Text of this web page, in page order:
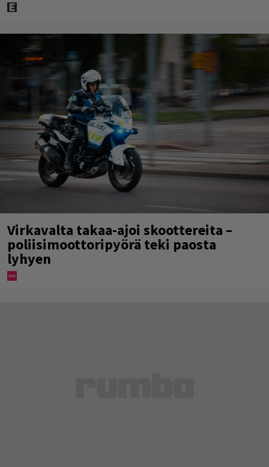
Virkavalta takaa-ajoi skoottereita –
poliisimoottoripyörä teki paosta
lyhyen